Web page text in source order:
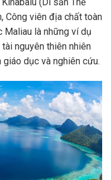
(Di sản Thế
Công viên địa chất toàn
Maliau là những ví dụ
nguyên thiên nhiên
dục và nghiên cứu.